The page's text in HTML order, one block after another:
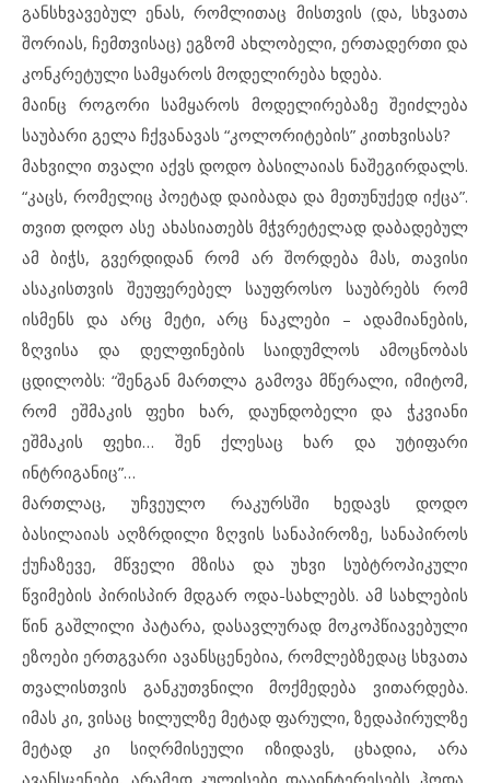
განსხვავებულ ენას, რომლითაც მისთვის (და, სხვათა
შორიას, ჩემთვისაც) ეგზომ ახლობელი, ერთადერთი და
კონკრეტული სამყაროს მოდელირება ხდება.
მაინც როგორი სამყაროს მოდელირებაზე შეიძლება
საუბარი გელა ჩქვანავას “კოლორიტების” კითხვისას?
მახვილი თვალი აქვს დოდო ბასილაიას ნაშეგირდალს.
“კაცს, რომელიც პოეტად დაიბადა და მეთუნუქედ იქცა”.
თვით დოდო ასე ახასიათებს მჭვრეტელად დაბადებულ
ამ ბიჭს, გვერდიდან რომ არ შორდება მას, თავისი
ასაკისთვის შეუფერებელ საუფროსო საუბრებს რომ
ისმენს და არც მეტი, არც ნაკლები – ადამიანების,
ზღვისა და დელფინების საიდუმლოს ამოცნობას
ცდილობს: “შენგან მართლა გამოვა მწერალი, იმიტომ,
რომ ეშმაკის ფეხი ხარ, დაუნდობელი და ჭკვიანი
ეშმაკის ფეხი… შენ ქლესაც ხარ და უტიფარი
ინტრიგანიც”…
მართლაც, უჩვეულო რაკურსში ხედავს დოდო
ბასილაიას აღზრდილი ზღვის სანაპიროზე, სანაპიროს
ქუჩაზევე, მწველი მზისა და უხვი სუბტროპიკული
წვიმების პირისპირ მდგარ ოდა-სახლებს. ამ სახლების
წინ გაშლილი პატარა, დასავლურად მოკოპწიავებული
ეზოები ერთგვარი ავანსცენებია, რომლებზედაც სხვათა
თვალისთვის განკუთვნილი მოქმედება ვითარდება.
იმას კი, ვისაც ხილულზე მეტად ფარული, ზედაპირულზე
მეტად კი სიღრმისეული იზიდავს, ცხადია, არა
ავანსცენები, არამედ კულისები დააინტერესებს. ჰოდა,